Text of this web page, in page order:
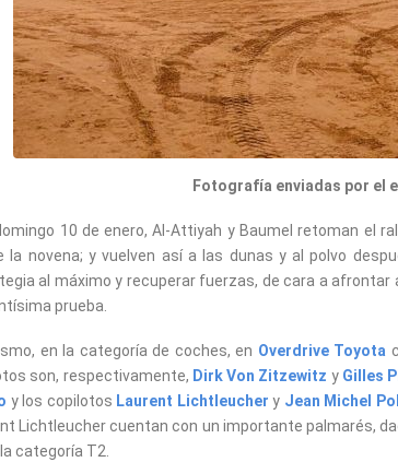
Fotografía enviadas por el
10 de enero, Al-Attiyah y Baumel retoman el
la novena; y vuelven así a las dunas y al polvo
al máximo y recuperar fuerzas, de cara a
prueba.
en la categoría de coches, en Overdrive Toyota
son, respectivamente, Dirk Von Zitzewitz y Gilles
y los copilotos Laurent Lichtleucher y Jean Michel
Lichtleucher cuentan con un importante palmarés,
categoría T2.